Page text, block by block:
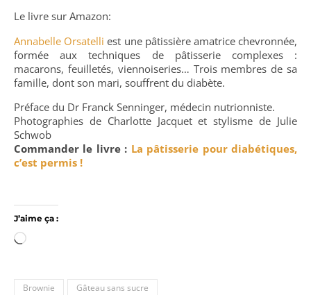
Le livre sur Amazon:
Annabelle Orsatelliest une pâtissière amatrice chevronnée,
formée aux techniques de pâtisserie complexes :
macarons, feuilletés, viennoiseries… Trois membres de sa
famille, dont son mari, souffrent du diabète.
Préface du Dr Franck Senninger, médecin nutrionniste.
Photographies de Charlotte Jacquet et stylisme de Julie
Schwob
Commander le livre : La pâtisserie pour diabétiques,
c’est permis !
J’aime ça :
Chargement…
Brownie Gâteau sans sucre